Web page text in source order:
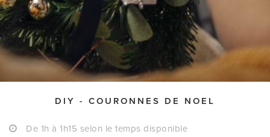
DIY - COURONNES DE NOEL
De 1h à 1h15 selon le temps disponible